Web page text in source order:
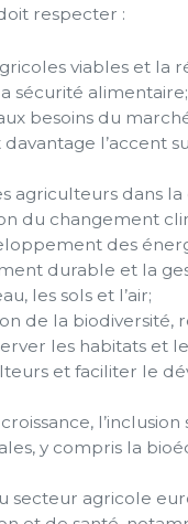
respecter :
viables et la
sécurité alimentaire;
besoins du
l’accent
agriculteurs dans
du changement
des
durable et la
les sols et l’air;
de la biodiversité,
les habitats et
et faciliter le
y compris la
secteur agricole